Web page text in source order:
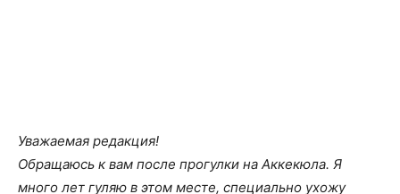
Уважаемая редакция!
Обращаюсь к вам после прогулки на Аккекюла. Я
много лет гуляю в этом месте, специально ухожу